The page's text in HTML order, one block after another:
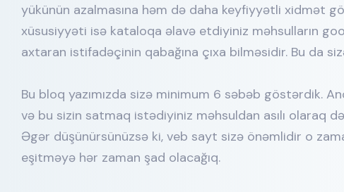
yükünün azalmasına həm də daha keyfiyyətli xidmət
xüsusiyyəti isə kataloqa əlavə etdiyiniz məhsulların
axtaran istifadəçinin qabağına çıxa bilməsidir. Bu da
Bu bloq yazımızda sizə minimum 6 səbəb göstərdik.
və bu sizin satmaq istədiyiniz məhsuldan asılı olaraq
Əgər düşünürsünüzsə ki, veb sayt sizə önəmlidir o
eşitməyə hər zaman şad olacağıq.